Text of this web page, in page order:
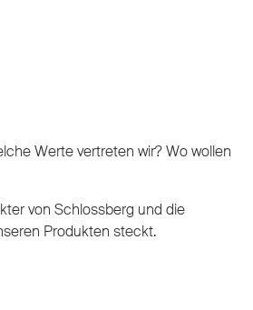
Werte vertreten wir? Wo wollen
von Schlossberg und die
Produkten steckt.